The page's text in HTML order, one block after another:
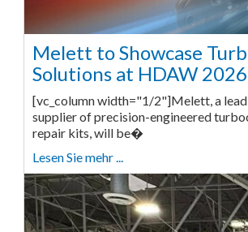
Melett to Showcase
Solutions at HDAW 2026
[vc_column width="1/2"]Melett, a
supplier of precision-engineered
repair kits, will be�
Lesen Sie mehr ...